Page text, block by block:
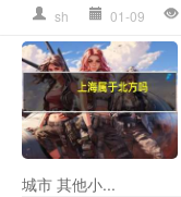
sh 01-09
城市 其他小...